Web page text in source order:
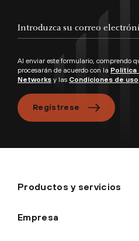
Al enviar este formulario, comprendo
procesarán de acuerdo con la Política
Networks y las Condiciones de uso
Regístrese
Productos y servicios
Empresa